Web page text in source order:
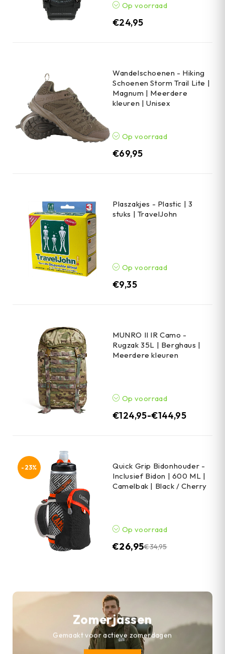
Op voorraad
€24,95
Wandelschoenen - Hiking
Schoenen Storm Trail Lite |
Magnum | Meerdere
kleuren | Unisex
Op voorraad
€69,95
Plaszakjes - Plastic | 3
stuks | TravelJohn
Op voorraad
€9,35
MUNRO II IR Camo -
Rugzak 35L | Berghaus |
Meerdere kleuren
Op voorraad
€124,95-€144,95
-23%
Quick Grip Bidonhouder -
Inclusief Bidon | 600 ML |
Camelbak | Black / Cherry
Op voorraad
€34,95
€26,95
Zomerjassen
Gemaakt voor actieve zomerdagen